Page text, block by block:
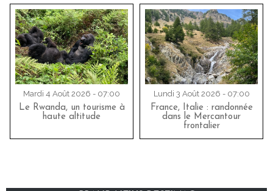
Mardi 4 Août 2026 - 07:00
Le Rwanda, un tourisme à
haute altitude
Lundi 3 Août 2026 - 07:00
France, Italie : randonnée
dans le Mercantour
frontalier